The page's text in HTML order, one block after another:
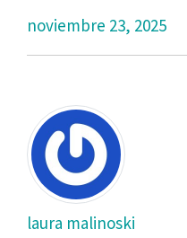
noviembre 23, 2025
laura malinoski